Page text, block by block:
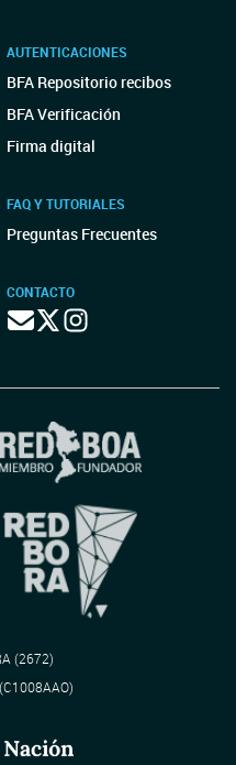
AUTENTICACIONES
BFA Repositorio recibos
BFA Verificación
Firma digital
FAQ Y TUTORIALES
Preguntas Frecuentes
CONTACTO
(2672)